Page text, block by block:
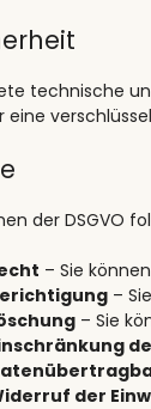
technische
der DSGVO
– Sie
–
– Sie
der